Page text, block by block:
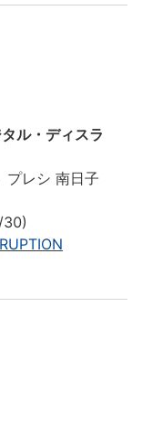
ル・ディスラ
プレシ 南日子
30)